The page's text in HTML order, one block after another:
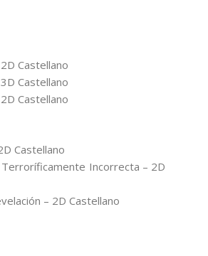
Castellano
Castellano
Castellano
Castellano
Terroríficamente Incorrecta – 2D
– 2D Castellano